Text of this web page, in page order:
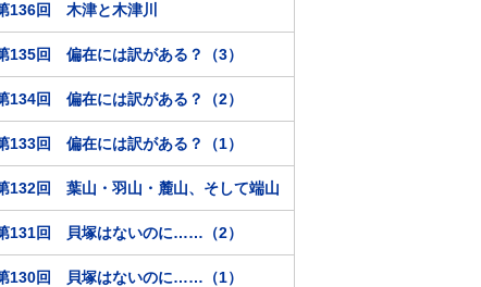
136回 木津と木津川
135回 偏在には訳がある？（3）
134回 偏在には訳がある？（2）
133回 偏在には訳がある？（1）
132回 葉山・羽山・麓山、そして端山
131回 貝塚はないのに……（2）
130回 貝塚はないのに……（1）